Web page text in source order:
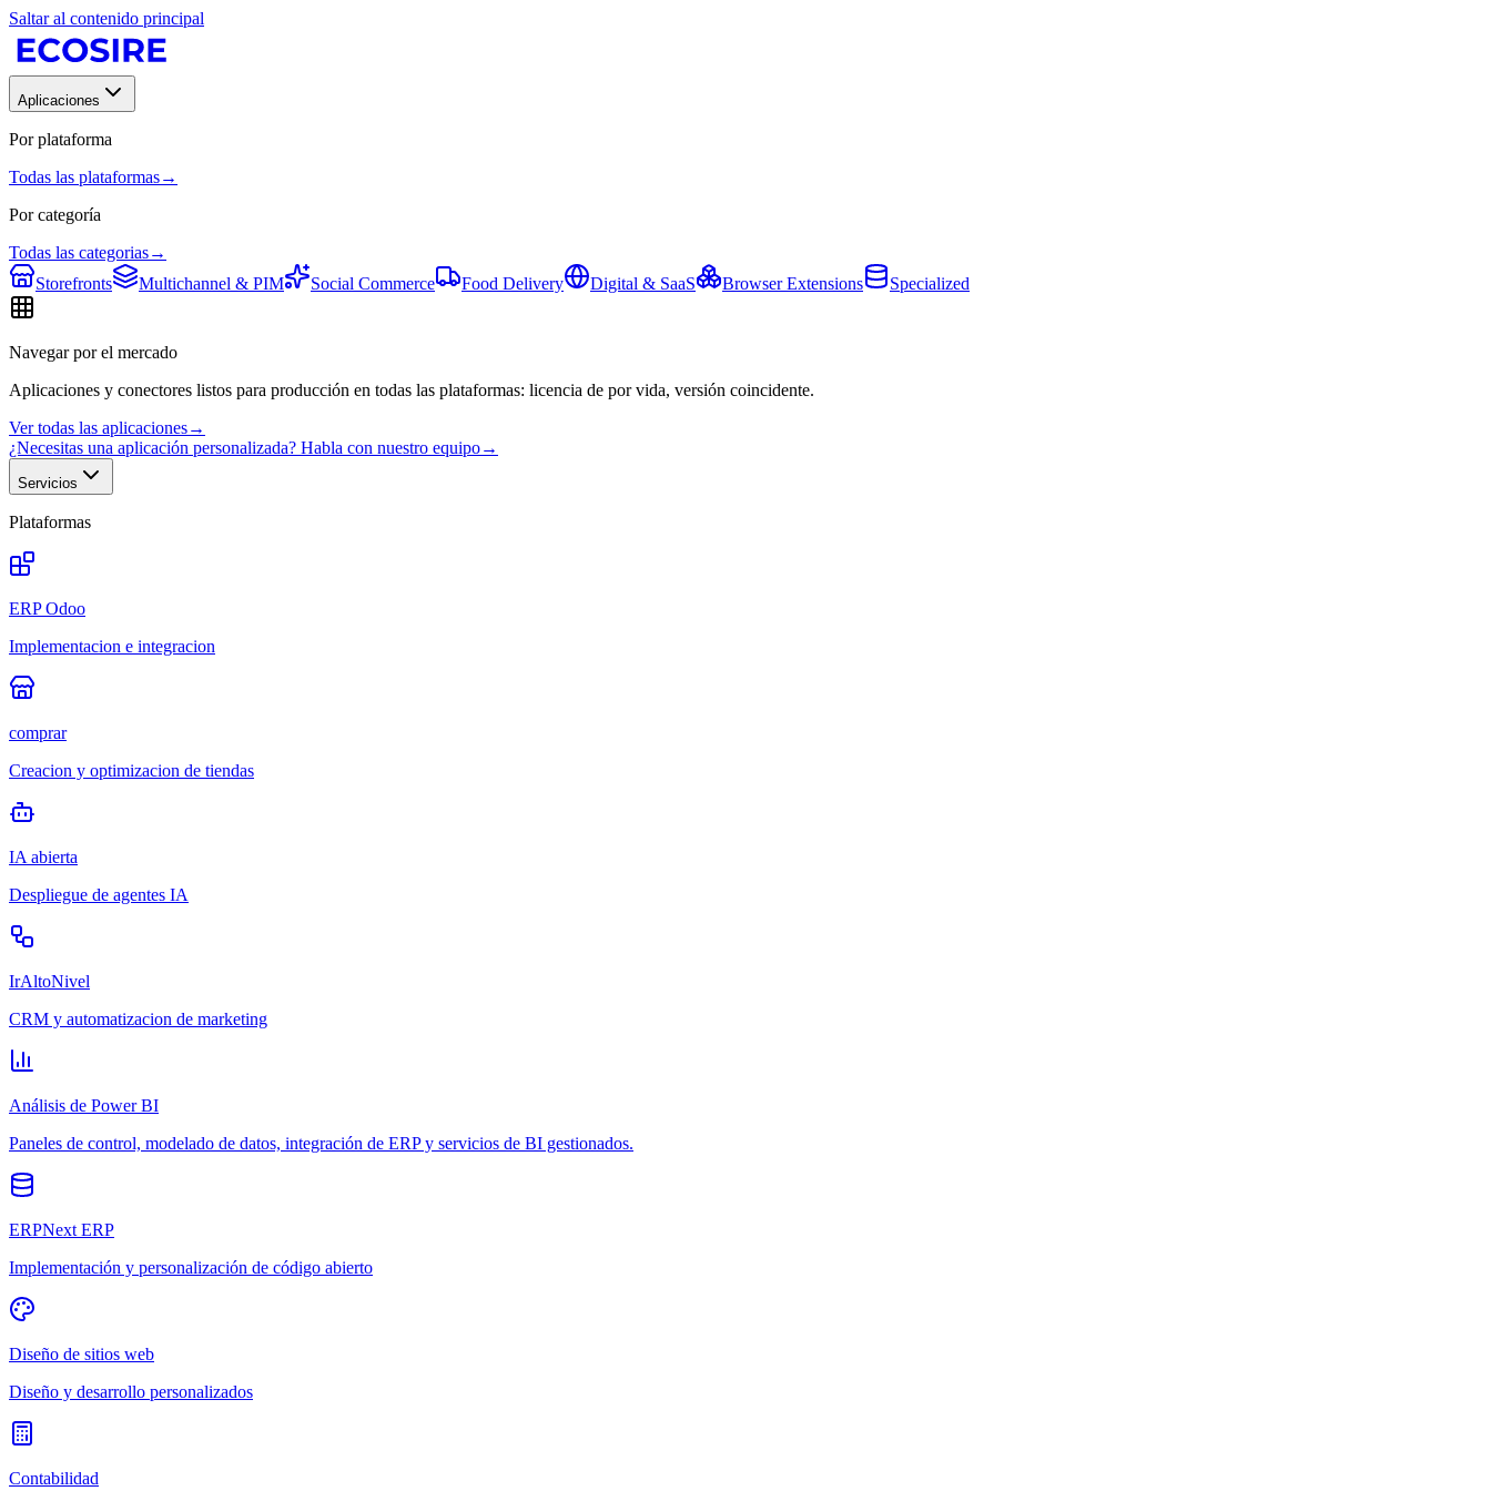
Saltar al contenido principal
Aplicaciones
Por plataforma
Todas las plataformas→
Por categoría
Todas las categorias→
Storefronts
Multichannel & PIM Social Commerce Food Delivery Digital & SaaS Browser Extensions Specialized
Navegar por el mercado
Aplicaciones y conectores listos para producción en todas las plataformas: licencia de por vida, versión coincidente.
Ver todas las aplicaciones→
¿Necesitas una aplicación personalizada? Habla con nuestro equipo→
Servicios
Plataformas
ERP Odoo
Implementacion e integracion
comprar
Creacion y optimizacion de tiendas
IA abierta
Despliegue de agentes IA
IrAltoNivel
CRM y automatizacion de marketing
Análisis de Power BI
Paneles de control, modelado de datos, integración de ERP y servicios de BI gestionados.
ERPNext ERP
Implementación y personalización de código abierto
Diseño de sitios web
Diseño y desarrollo personalizados
Contabilidad